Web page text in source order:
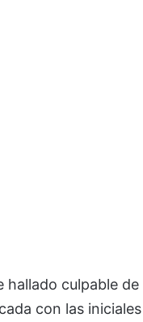
hallado culpable de
con las iniciales